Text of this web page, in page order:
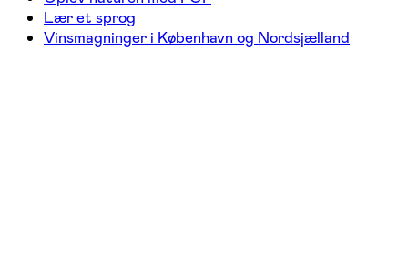
Lær et sprog
Vinsmagninger i København og Nordsjælland